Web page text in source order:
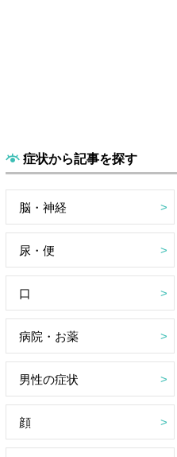
症状から記事を探す
脳・神経
尿・便
口
病院・お薬
男性の症状
顔